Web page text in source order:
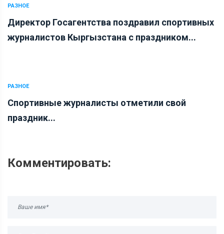
РАЗНОЕ
Директор Госагентства поздравил спортивных
журналистов Кыргызстана с праздником...
РАЗНОЕ
Спортивные журналисты отметили свой
праздник...
Комментировать: